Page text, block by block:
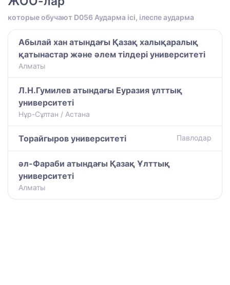
которые обучают D056 Аударма ісі, ілеспе аударма
Абылай хан атындағы Қазақ халықаралық
қатынастар және әлем тілдері университеті
Алматы
Л.Н.Гумилев атындағы Еуразия ұлттық
университеті
Нұр-Сұлтан / Астана
Торайгыров университеті Павлодар
әл-Фараби атындағы Қазақ Ұлттық
университеті
Алматы